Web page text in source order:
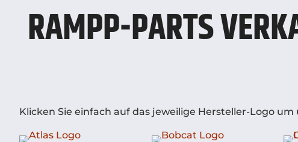
RAMPP-PARTS
Klicken Sie einfach auf das jeweilige Hersteller-Logo